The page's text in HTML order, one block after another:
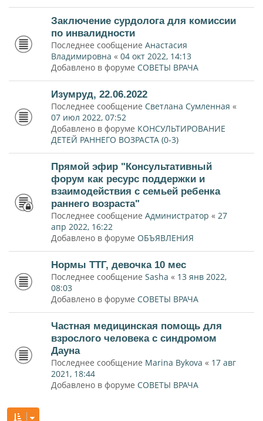
Заключение сурдолога для комиссии
по инвалидности
Последнее сообщение Анастасия
Владимировна « 04 окт 2022, 14:13
Добавлено в форуме СОВЕТЫ ВРАЧА
Изумруд, 22.06.2022
Последнее сообщение Светлана Сумленная «
07 июл 2022, 07:52
Добавлено в форуме КОНСУЛЬТИРОВАНИЕ
ДЕТЕЙ РАННЕГО ВОЗРАСТА (0-3)
Прямой эфир "Консультативный
форум как ресурс поддержки и
взаимодействия с семьей ребенка
раннего возраста"
Последнее сообщение Администратор « 27
апр 2022, 16:22
Добавлено в форуме ОБЪЯВЛЕНИЯ
Нормы ТТГ, девочка 10 мес
Последнее сообщение Sasha « 13 янв 2022,
08:03
Добавлено в форуме СОВЕТЫ ВРАЧА
Частная медицинская помощь для
взрослого человека с синдромом
Дауна
Последнее сообщение Marina Bykova « 17 авг
2021, 18:44
Добавлено в форуме СОВЕТЫ ВРАЧА